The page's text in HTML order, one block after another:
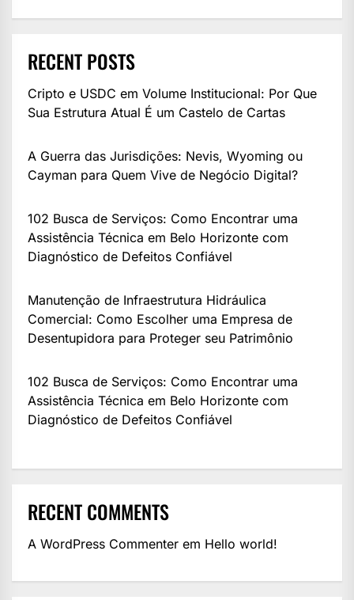
RECENT POSTS
Cripto e USDC em Volume Institucional: Por Que
Sua Estrutura Atual É um Castelo de Cartas
A Guerra das Jurisdições: Nevis, Wyoming ou
Cayman para Quem Vive de Negócio Digital?
102 Busca de Serviços: Como Encontrar uma
Assistência Técnica em Belo Horizonte com
Diagnóstico de Defeitos Confiável
Manutenção de Infraestrutura Hidráulica
Comercial: Como Escolher uma Empresa de
Desentupidora para Proteger seu Patrimônio
102 Busca de Serviços: Como Encontrar uma
Assistência Técnica em Belo Horizonte com
Diagnóstico de Defeitos Confiável
RECENT COMMENTS
A WordPress Commenter em Hello world!